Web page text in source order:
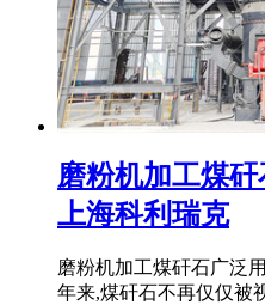
磨粉机加工煤
上海科利瑞克
磨粉机加工煤矸石广泛
年来,煤矸石不再仅仅被